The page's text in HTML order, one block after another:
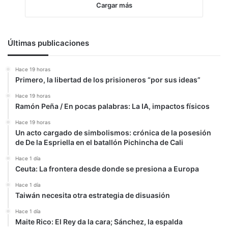
Cargar más
Últimas publicaciones
Hace 19 horas
Primero, la libertad de los prisioneros “por sus ideas”
Hace 19 horas
Ramón Peña / En pocas palabras: La IA, impactos físicos
Hace 19 horas
Un acto cargado de simbolismos: crónica de la posesión
de De la Espriella en el batallón Pichincha de Cali
Hace 1 día
Ceuta: La frontera desde donde se presiona a Europa
Hace 1 día
Taiwán necesita otra estrategia de disuasión
Hace 1 día
Maite Rico: El Rey da la cara; Sánchez, la espalda